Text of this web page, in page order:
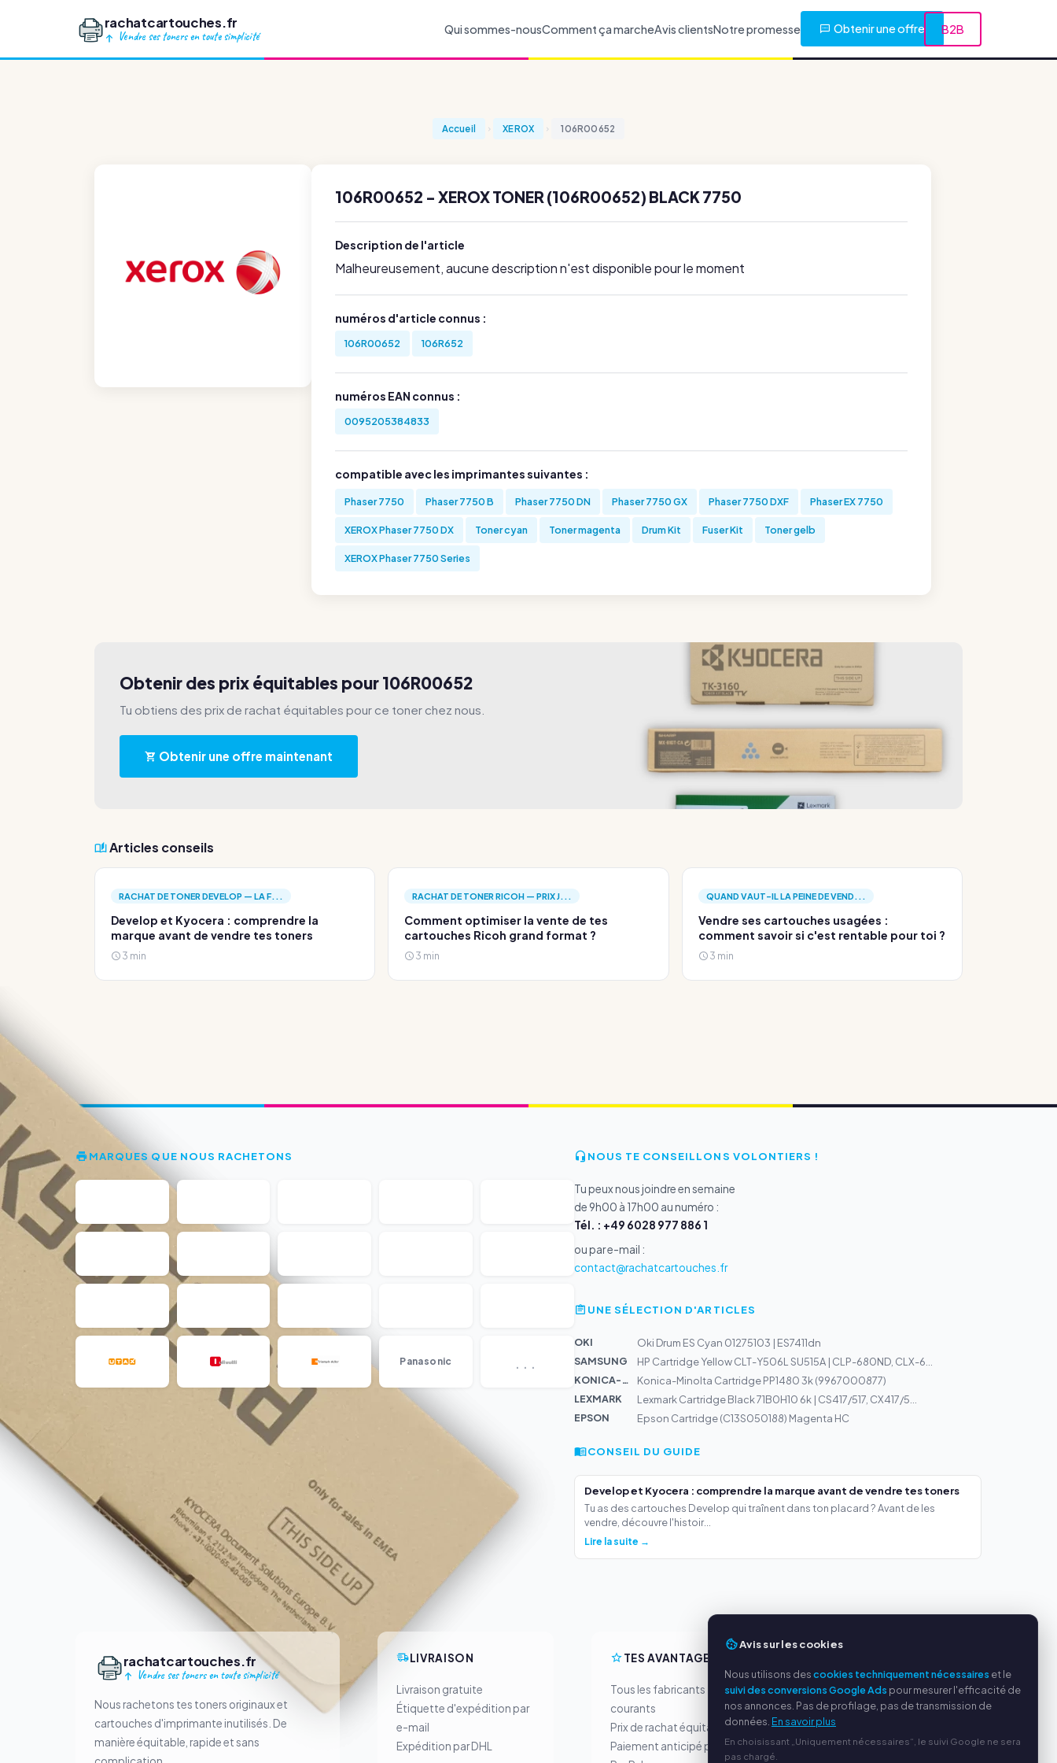
rachatcartouches.fr
Vendre ses toners en toute simplicité
Qui sommes-nousComment ça marcheAvis clientsNotre promesse Obtenir une offre B2B
Accueil XEROX 106R00652
106R00652 - XEROX TONER (106R00652) BLACK 7750
Description de l'article
Malheureusement, aucune description n'est disponible pour le moment
numéros d'article connus :
106R00652 106R652
numéros EAN connus :
0095205384833
compatible avec les imprimantes suivantes :
Phaser 7750 Phaser 7750 B Phaser 7750 DN Phaser 7750 GX Phaser 7750 DXF Phaser EX 7750
XEROX Phaser 7750 DX Toner cyan Toner magenta Drum Kit Fuser Kit Toner gelb
XEROX Phaser 7750 Series
Obtenir des prix équitables pour 106R00652
Tu obtiens des prix de rachat équitables pour ce toner chez nous.
Obtenir une offre maintenant
Articles conseils
RACHAT DE TONER DEVELOP — LA F...
Develop et Kyocera : comprendre la
marque avant de vendre tes toners
3 min
RACHAT DE TONER RICOH — PRIX J...
Comment optimiser la vente de tes
cartouches Ricoh grand format ?
3 min
QUAND VAUT-IL LA PEINE DE VEND...
Vendre ses cartouches usagées :
comment savoir si c'est rentable pour toi ?
3 min
MARQUES QUE NOUS RACHETONS
Panasonic ...
NOUS TE CONSEILLONS VOLONTIERS !
Tu peux nous joindre en semaine
de 9h00 à 17h00 au numéro :
Tél. : +49 6028 977 886 1
ou par e-mail :
contact@rachatcartouches.fr
UNE SÉLECTION D'ARTICLES
OKI
Oki Drum ES Cyan 01275103 | ES7411dn
SAMSUNG
HP Cartridge Yellow CLT-Y506L SU515A | CLP-680ND, CLX-6...
KONICA-MIN...
Konica-Minolta Cartridge PP1480 3k (9967000877)
LEXMARK
Lexmark Cartridge Black 71B0H10 6k | CS417/517, CX417/5...
EPSON
Epson Cartridge (C13S050188) Magenta HC
CONSEIL DU GUIDE
Develop et Kyocera : comprendre la marque avant de vendre tes toners
Tu as des cartouches Develop qui traînent dans ton placard ? Avant de les
vendre, découvre l'histoir...
Lire la suite →
rachatcartouches.fr
Vendre ses toners en toute simplicité
Nous rachetons tes toners originaux et
cartouches d'imprimante inutilisés. De
manière équitable, rapide et sans
LIVRAISON
Livraison gratuite
Étiquette d'expédition par
e-mail
Expédition par DHL
TES AVANTAGES
Tous les fabricants
courants
Prix de rachat équitables
Paiement anticipé par
À propos de nous
Politique de confidentialité
Mentions légales
Questions fréquentes
Avis sur les cookies
Nous utilisons descookies techniquement nécessaires et le
suivi des conversions Google Ads pour mesurer l'efficacité de
nos annonces. Pas de profilage, pas de transmission de
données. En savoir plus
En choisissant „Uniquement nécessaires“, le suivi Google ne sera
pas chargé.